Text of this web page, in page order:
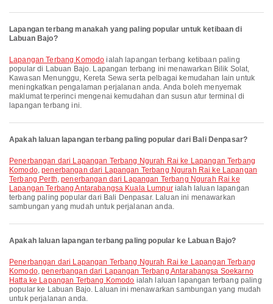
Lapangan terbang manakah yang paling popular untuk ketibaan di
Labuan Bajo?
Lapangan Terbang Komodo ialah lapangan terbang ketibaan paling
popular di Labuan Bajo. Lapangan terbang ini menawarkan Bilik Solat,
Kawasan Menunggu, Kereta Sewa serta pelbagai kemudahan lain untuk
meningkatkan pengalaman perjalanan anda. Anda boleh menyemak
maklumat terperinci mengenai kemudahan dan susun atur terminal di
lapangan terbang ini.
Apakah laluan lapangan terbang paling popular dari Bali Denpasar?
penerbangan dari Lapangan Terbang Ngurah Rai ke Lapangan Terbang
Komodo,penerbangan dari Lapangan Terbang Ngurah Rai ke Lapangan
Terbang Perth,penerbangan dari Lapangan Terbang Ngurah Rai ke
Lapangan Terbang Antarabangsa Kuala Lumpurialah laluan lapangan
terbang paling popular dari Bali Denpasar. Laluan ini menawarkan
sambungan yang mudah untuk perjalanan anda.
Apakah laluan lapangan terbang paling popular ke Labuan Bajo?
penerbangan dari Lapangan Terbang Ngurah Rai ke Lapangan Terbang
Komodo,penerbangan dari Lapangan Terbang Antarabangsa Soekarno
Hatta ke Lapangan Terbang Komodo ialah laluan lapangan terbang paling
popular ke Labuan Bajo. Laluan ini menawarkan sambungan yang mudah
untuk perjalanan anda.